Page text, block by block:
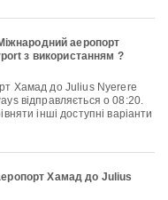
аеропорт
з використанням ?
відправляється о 08:20.
інші доступні варіанти
Хамад до Julius